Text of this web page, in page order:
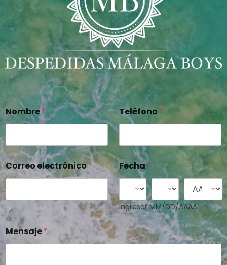
Nombre* Teléfono *
Correo electrónico* Fecha*
Ingresar MM/DD/AAAA
Mensaje*